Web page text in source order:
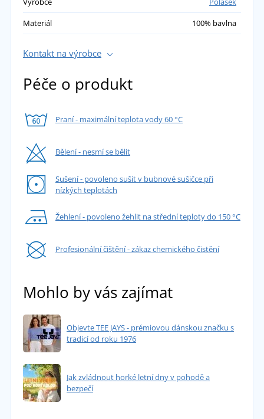
Materiál
100% bavlna
Kontakt na výrobce
Péče o produkt
Praní - maximální teplota vody 60 °C
Bělení - nesmí se bělit
Sušení - povoleno sušit v bubnové sušičce při
nízkých teplotách
Žehlení - povoleno žehlit na střední teploty do 150 °C
Profesionální čištění - zákaz chemického čistění
Mohlo by vás zajímat
Objevte TEE JAYS - prémiovou dánskou značku s
tradicí od roku 1976
Jak zvládnout horké letní dny v pohodě a
bezpečí